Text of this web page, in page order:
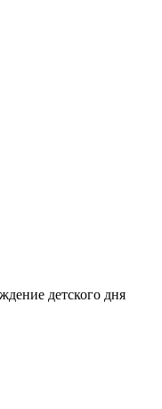
детского дня